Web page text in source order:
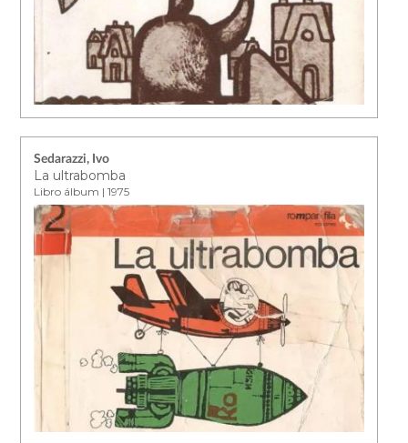
Sedarazzi, Ivo
La ultrabomba
Libro álbum | 1975